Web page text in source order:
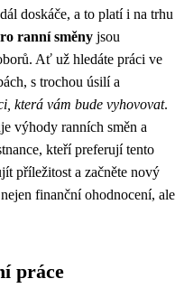
doskáče, a to platí i na trhu
ranní směny jsou
Ať už hledáte práci ve
s trochou úsilí a
která vám bude vyhovovat.
výhody ranních směn a
kteří preferují tento
příležitost a začněte nový
finanční ohodnocení, ale
práce